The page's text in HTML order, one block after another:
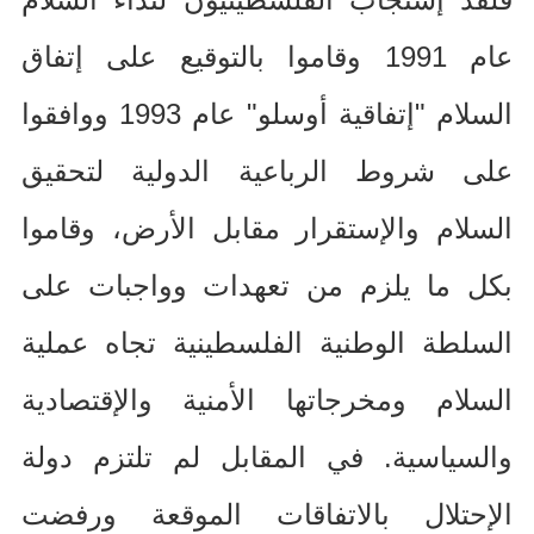
عام1991
وقاموا بالتوقيع على إتفاق
السلام " إتفاقية أوسلو" عام 1993 ووافقوا
على شروط الرباعية الدولية لتحقيق
السلام والإستقرار مقابل الأرض، وقاموا
بكل ما يلزم من تعهدات وواجبات على
السلطة الوطنية الفلسطينية تجاه عملية
السلام ومخرجاتها الأمنية والإقتصادية
والسياسية. في المقابل لم تلتزم دولة
الإحتلال بالاتفاقات الموقعة ورفضت